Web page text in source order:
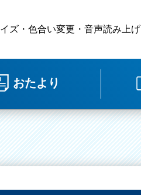
ズ・色合い変更・音声読み上げ
おたより